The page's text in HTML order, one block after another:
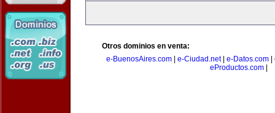
Otros dominios en venta:
e-BuenosAires.com| e-Ciudad.net| e-Datos.com|
eProductos.com